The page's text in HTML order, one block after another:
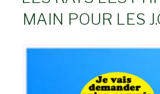
MAIN POUR LES